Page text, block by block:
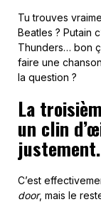
Tu trouves
Beatles ? Putain
Thunders… bon
faire une
la question ?
La
un clin
justement.
C’est
door, mais le